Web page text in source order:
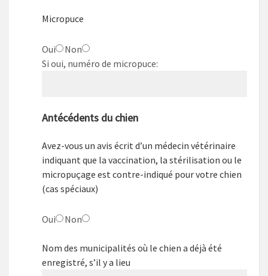
Micropuce
Oui
Non
Si oui, numéro de micropuce:
Antécédents du chien
Avez-vous un avis écrit d’un médecin vétérinaire
indiquant que la vaccination, la stérilisation ou le
micropuçage est contre-indiqué pour votre chien
(cas spéciaux)
Oui Non
Nom des municipalités où le chien a déjà été
enregistré, s’il y a lieu